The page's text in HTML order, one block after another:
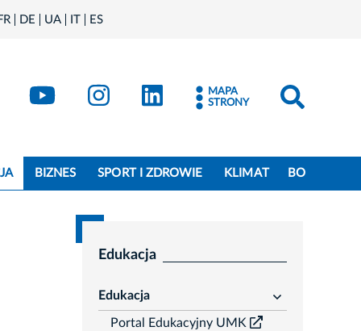
DE UA IT ES
Kraków - X
Kraków - YouTube
Kraków - Instagram
Kraków - LinkedIn
MAPA
STRONY
BIZNES SPORT I ZDROWIE KLIMAT BO
Edukacja
Edukacja
rozwiń
Portal Edukacyjny UMK